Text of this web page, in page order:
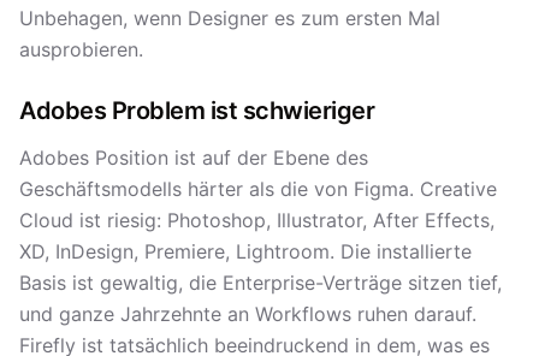
Unbehagen, wenn Designer es zum ersten Mal
ausprobieren.
Adobes Problem ist schwieriger
Adobes Position ist auf der Ebene des
Geschäftsmodells härter als die von Figma. Creative
Cloud ist riesig: Photoshop, Illustrator, After Effects,
XD, InDesign, Premiere, Lightroom. Die installierte
Basis ist gewaltig, die Enterprise-Verträge sitzen tief,
und ganze Jahrzehnte an Workflows ruhen darauf.
Firefly ist tatsächlich beeindruckend in dem, was es